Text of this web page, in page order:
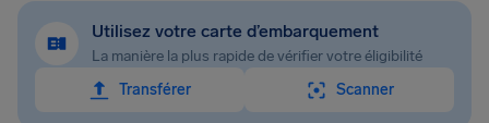
Utilisez votre carte d’embarquement
La manière la plus rapide de vérifier votre éligibilité
Transférer
Scanner